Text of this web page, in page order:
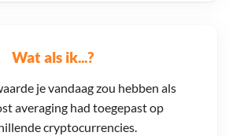
Wat als ik...?
je vandaag zou hebben als
averaging had toegepast op
cryptocurrencies.